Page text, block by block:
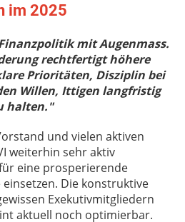
im 2025
mit Augenmass.
rechtfertigt höhere
Prioritäten, Disziplin bei
Willen, Ittigen langfristig
halten."
und vielen aktiven
weiterhin sehr aktiv
eine prosperierende
Die konstruktive
Exekutivmitgliedern
aktuell noch optimierbar.